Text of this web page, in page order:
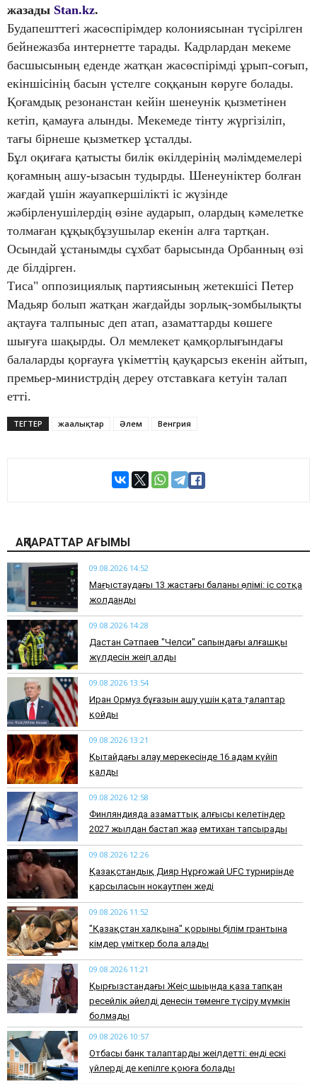
жазады Stan.kz.
Будапешттегі жасөспірімдер колониясынан түсірілген
бейнежазба интернетте тарады. Кадрлардан мекеме
басшысының еденде жатқан жасөспірімді ұрып-соғып,
екіншісінің басын үстелге соққанын көруге болады.
Қоғамдық резонанстан кейін шенеунік қызметінен
кетіп, қамауға алынды. Мекемеде тінту жүргізіліп,
тағы бірнеше қызметкер ұсталды.
Бұл оқиғаға қатысты билік өкілдерінің мәлімдемелері
қоғамның ашу-ызасын тудырды. Шенеуніктер болған
жағдай үшін жауапкершілікті іс жүзінде
жәбірленушілердің өзіне аударып, олардың кәмелетке
толмаған құқықбұзушылар екенін алға тартқан.
Осындай ұстанымды сұхбат барысында Орбанның өзі
де білдірген.
Тиса" оппозициялық партиясының жетекшісі Петер
Мадьяр болып жатқан жағдайды зорлық-зомбылықты
ақтауға талпыныс деп атап, азаматтарды көшеге
шығуға шақырды. Ол мемлекет қамқорлығындағы
балаларды қорғауға үкіметтің қауқарсыз екенін айтып,
премьер-министрдің дереу отставкаға кетуін талап
етті.
ТЕГТЕР жаңалықтар Әлем Венгрия
АҚПАРАТТАР АҒЫМЫ
09.08.2026 14:52
Маңғыстаудағы 13 жастағы баланың өлімі: іс сотқа
жолданды
09.08.2026 14:28
Дастан Сәтпаев "Челси" сапындағы алғашқы
жүлдесін жеңіп алды
09.08.2026 13:54
Иран Ормуз бұғазын ашу үшін қатаң талаптар
қойды
09.08.2026 13:21
Қытайдағы алау мерекесінде 16 адам күйіп
қалды
09.08.2026 12:58
Финляндияда азаматтық алғысы келетіндер
2027 жылдан бастап жаңа емтихан тапсырады
09.08.2026 12:26
Қазақстандық Дияр Нұрғожай UFC турнирінде
қарсыласын нокаутпен жеңді
09.08.2026 11:52
"Қазақстан халқына" қорының білім грантына
кімдер үміткер бола алады
09.08.2026 11:21
Қырғызстандағы Жеңіс шыңында қаза тапқан
ресейлік әйелдің денесін төменге түсіру мүмкін
болмады
09.08.2026 10:57
Отбасы банк талаптарды жеңілдетті: енді ескі
үйлерді де кепілге қоюға болады